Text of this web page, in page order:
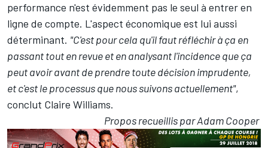
performance n'est évidemment pas le seul à entrer en
ligne de compte. L'aspect économique est lui aussi
déterminant. "C'est pour cela qu'il faut réfléchir à ça en
passant tout en revue et en analysant l'incidence que ça
peut avoir avant de prendre toute décision imprudente,
et c'est le processus que nous suivons actuellement",
conclut Claire Williams.
Propos recueillis par Adam Cooper